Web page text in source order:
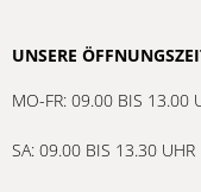
UNSERE
MO-FR: 09.00 BIS 13.00
SA: 09.00 BIS 13.30 UHR